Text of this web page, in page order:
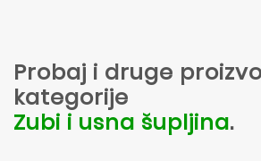
Probaj i druge
kategorije
Zubi i usna šupljina.